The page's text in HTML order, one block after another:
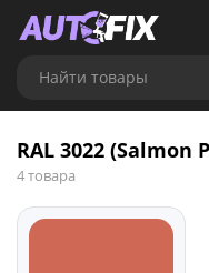
Найти товары
RAL 3022 (Salmon
4 товара